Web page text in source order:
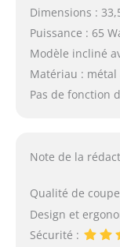
Dimensions :
Puissance : 65
Modèle incliné
Matériau : métal
Pas de fonction
Note de la
Qualité de
Design et
Sécurité :